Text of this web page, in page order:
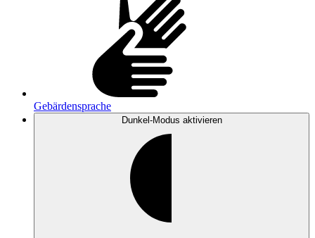
Gebärdensprache
Dunkel-Modus aktivieren